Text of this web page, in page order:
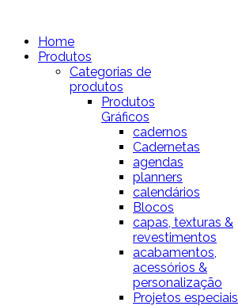
Home
Produtos
Categorias de
produtos
Produtos
Gráficos
cadernos
Cadernetas
agendas
planners
calendários
Blocos
capas, texturas &
revestimentos
acabamentos,
acessórios &
personalização
Projetos especiais